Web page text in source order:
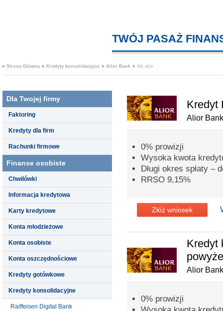
TWÓJ PASAŻ
Strona Główna Kredyty konsolidacyjne Alior Bank Ikk alior
Dla Twojej firmy
Faktoring
Kredyty dla firm
Rachunki firmowe
Finanse osobiste
Chwilówki
Informacja kredytowa
Karty kredytowe
Konta młodzieżowe
Konta osobiste
Konta oszczędnościowe
Kredyty gotówkowe
Kredyty konsolidacyjne
Raiffeisen Digital Bank
Kredyt
Alior Bank
0% prowizji
Wysoka kwota
Długi okres spłaty –
RRSO 9,15%
Złóż wniosek
Kredyt
Alior Bank
0% prowizji